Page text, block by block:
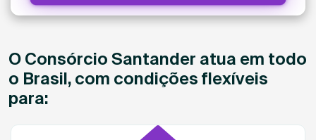
O Consórcio Santander atua em todo
o Brasil, com condições flexíveis
para: